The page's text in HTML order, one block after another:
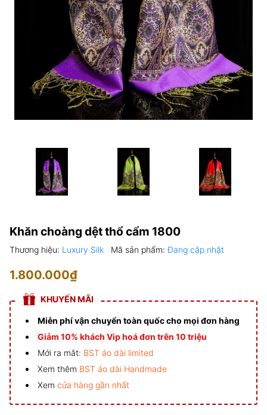
Khăn choàng dệt thổ cẩm 1800
Thương hiệu: Luxury Silk Mã sản phẩm:Đang cập nhật
1.800.000₫
KHUYẾN MÃI
Miễn phí vận chuyển toàn quốc cho mọi đơn hàng
Giảm 10% khách Vip hoá đơn trên 10 triệu
Mới ra mắt: BST áo dài limited
Xem thêm BST áo dài Handmade
Xem cửa hàng gần nhất